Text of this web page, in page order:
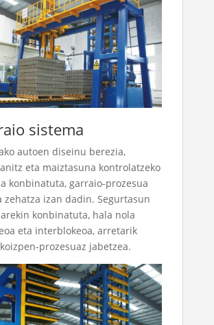
sistema
autoen diseinu berezia,
eta maiztasuna kontrolatzeko
konbinatuta, garraio-prozesua
zehatza izan dadin. Segurtasun
konbinatuta, hala nola
eta interblokeoa, arretarik
prozesuaz jabetzea.